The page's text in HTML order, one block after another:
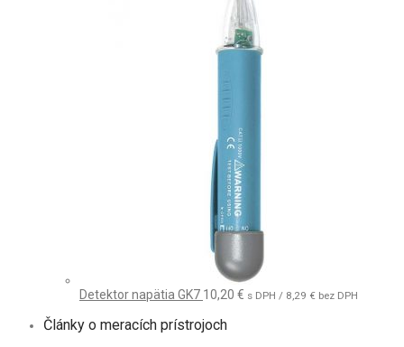
Detektor napätia GK7 10,20 € s DPH / 8,29 € bez DPH
Články o meracích prístrojoch